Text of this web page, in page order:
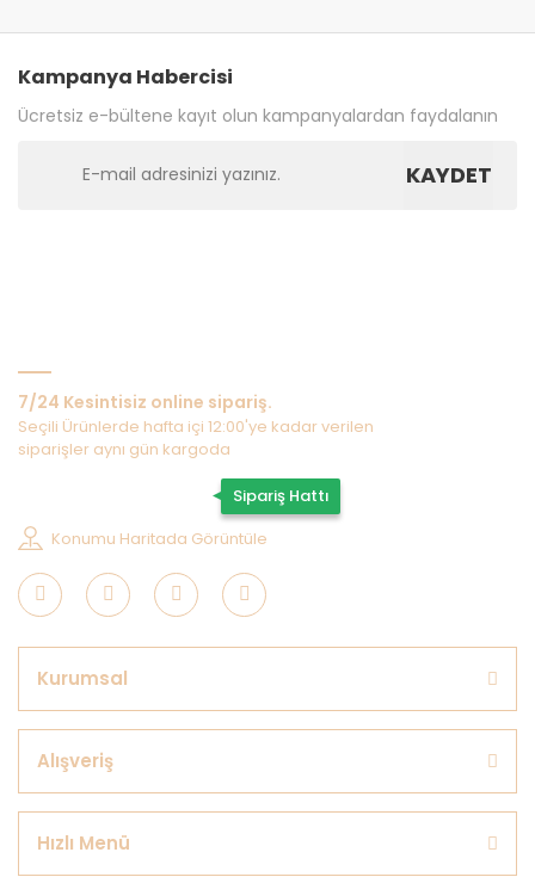
Kampanya Habercisi
Ücretsiz e-bültene kayıt olun kampanyalardan faydalanın
KAYDET
7/24 Kesintisiz online sipariş.
Seçili Ürünlerde hafta içi 12:00'ye kadar verilen
siparişler aynı gün kargoda
Sipariş Hattı
Konumu Haritada Görüntüle
Kurumsal
Alışveriş
Hızlı Menü